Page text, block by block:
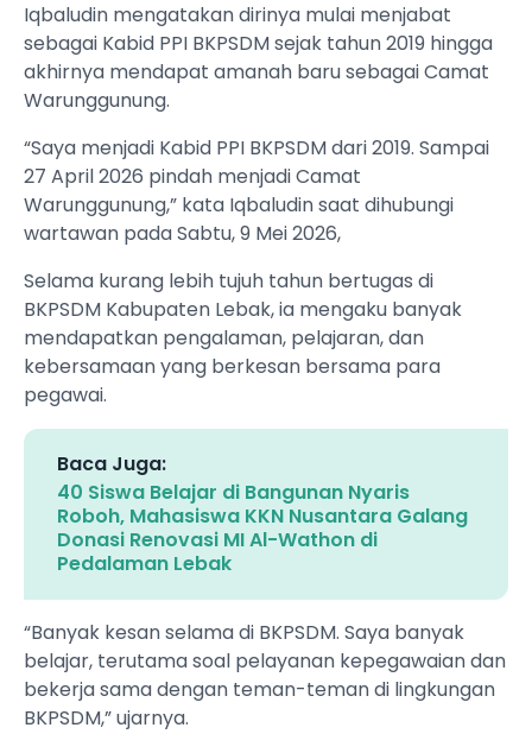
Iqbaludin mengatakan dirinya mulai menjabat
sebagai Kabid PPI BKPSDM sejak tahun 2019 hingga
akhirnya mendapat amanah baru sebagai Camat
Warunggunung.
“Saya menjadi Kabid PPI BKPSDM dari 2019. Sampai
27 April 2026 pindah menjadi Camat
Warunggunung,” kata Iqbaludin saat dihubungi
wartawan pada Sabtu, 9 Mei 2026,
Selama kurang lebih tujuh tahun bertugas di
BKPSDM Kabupaten Lebak, ia mengaku banyak
mendapatkan pengalaman, pelajaran, dan
kebersamaan yang berkesan bersama para
pegawai.
Baca Juga:
40 Siswa Belajar di Bangunan Nyaris
Roboh, Mahasiswa KKN Nusantara Galang
Donasi Renovasi MI Al-Wathon di
Pedalaman Lebak
“Banyak kesan selama di BKPSDM. Saya banyak
belajar, terutama soal pelayanan kepegawaian dan
bekerja sama dengan teman-teman di lingkungan
BKPSDM,” ujarnya.